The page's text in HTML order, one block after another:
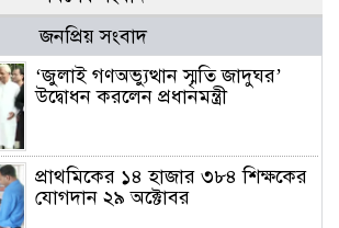
জনপ্রিয় সংবাদ
‘জুলাই গণঅভ্যুত্থান স্মৃতি জাদুঘর’
উদ্বোধন করলেন প্রধানমন্ত্রী
প্রাথমিকের ১৪ হাজার ৩৮৪ শিক্ষকের
যোগদান ২৯ অক্টোবর